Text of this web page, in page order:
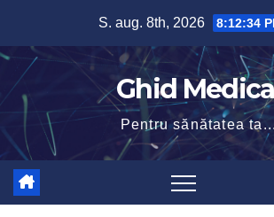
content
S. aug. 8th, 2026 8:12:34
Ghid
Pentru sănătatea ta...